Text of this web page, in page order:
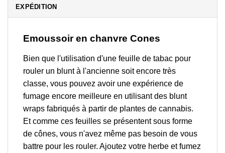
EXPÉDITION
Emoussoir en chanvre Cones
Bien que l'utilisation d'une feuille de tabac pour
rouler un blunt à l'ancienne soit encore très
classe, vous pouvez avoir une expérience de
fumage encore meilleure en utilisant des blunt
wraps fabriqués à partir de plantes de cannabis.
Et comme ces feuilles se présentent sous forme
de cônes, vous n'avez même pas besoin de vous
battre pour les rouler. Ajoutez votre herbe et fumez